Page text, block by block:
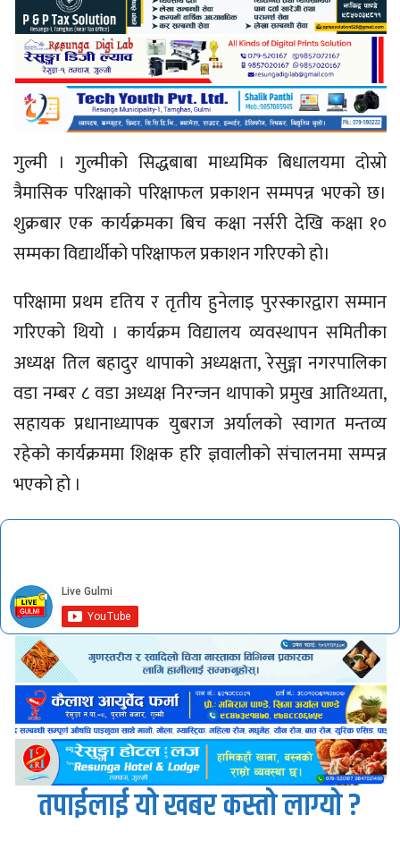
गुल्मी । गुल्मीको सिद्धबाबा माध्यमिक बिधालयमा दोस्रो
त्रैमासिक परिक्षाको परिक्षाफल प्रकाशन सम्मपन्न भएको छ।
शुक्रबार एक कार्यक्रमका बिच कक्षा नर्सरी देखि कक्षा १०
सम्मका विद्यार्थीको परिक्षाफल प्रकाशन गरिएको हो।
परिक्षामा प्रथम दृतिय र तृतीय हुनेलाइ पुरस्कारद्वारा सम्मान
गरिएको थियो । कार्यक्रम विद्यालय व्यवस्थापन समितीका
अध्यक्ष तिल बहादुर थापाको अध्यक्षता, रेसुङ्गा नगरपालिका
वडा नम्बर ८ वडा अध्यक्ष निरन्जन थापाको प्रमुख आतिथ्यता,
सहायक प्रधानाध्यापक युबराज अर्यालको स्वागत मन्तव्य
रहेको कार्यक्रममा शिक्षक हरि ज्ञवालीको संचालनमा सम्पन्न
भएको हो ।
तपाईलाई यो खबर कस्तो लाग्यो ?